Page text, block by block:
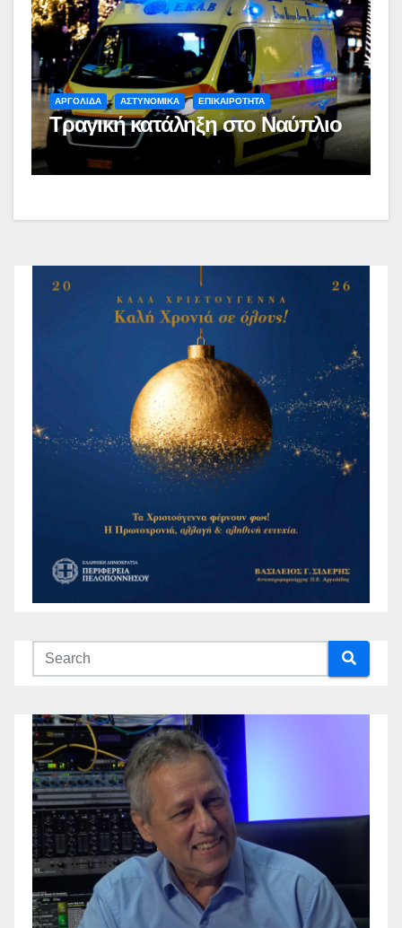
ΑΡΓΟΛΙΔΑ ΑΣΤΥΝΟΜΙΚΑ ΕΠΙΚΑΙΡΟΤΗΤΑ
Τραγική κατάληξη στο Ναύπλιο